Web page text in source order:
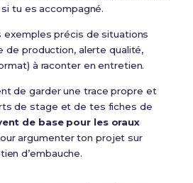
si tu es accompagné.
exemples précis de situations
de production, alerte qualité,
à raconter en entretien.
de garder une trace propre et
de stage et de tes fiches de
de base pour les oraux
argumenter ton projet sur
d’embauche.